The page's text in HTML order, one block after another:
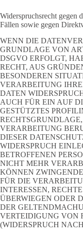
Widerspruchsrecht gegen
Fällen sowie gegen
WENN DIE
GRUNDLAGE VON
DSGVO ERFOLGT,
RECHT, AUS
BESONDEREN
VERARBEITUNG
DATEN
AUCH FÜR EIN AUF
GESTÜTZTES
VERARBEITUNG
DIESER
WIDERSPRUCH
BETROFFENEN
NICHT MEHR
KÖNNEN
FÜR DIE
INTERESSEN,
ÜBERWIEGEN ODER
DER
VERTEIDIGUNG VON
(WIDERSPRUCH